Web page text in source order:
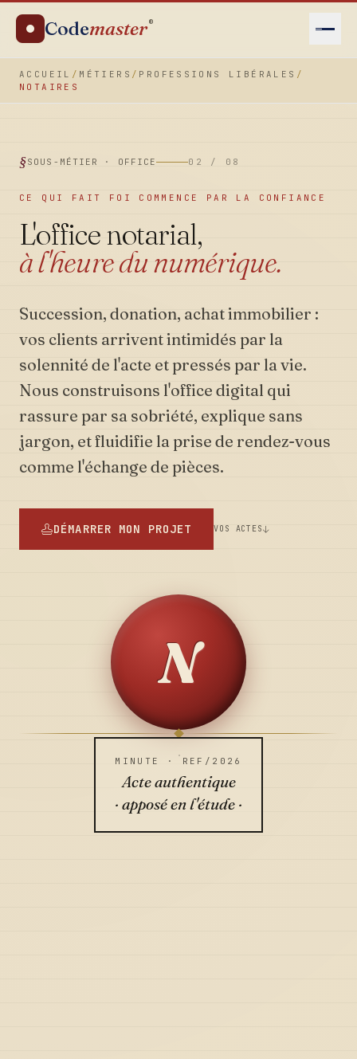
Codemaster®
ACCUEIL / MÉTIERS / PROFESSIONS LIBÉRALES /
NOTAIRES
SOUS-MÉTIER · OFFICE 02 / 08
CE QUI FAIT FOI COMMENCE PAR LA CONFIANCE
L'office notarial,
à l'heure du numérique.
Succession, donation, achat immobilier :
vos clients arrivent intimidés par la
solennité de l'acte et pressés par la vie.
Nous construisons l'office digital qui
rassure par sa sobriété, explique sans
jargon, et fluidifie la prise de rendez-vous
comme l'échange de pièces.
DÉMARRER MON PROJET VOS ACTES
N
MINUTE · REF/2026
Acte authentique
· apposé en l'étude ·